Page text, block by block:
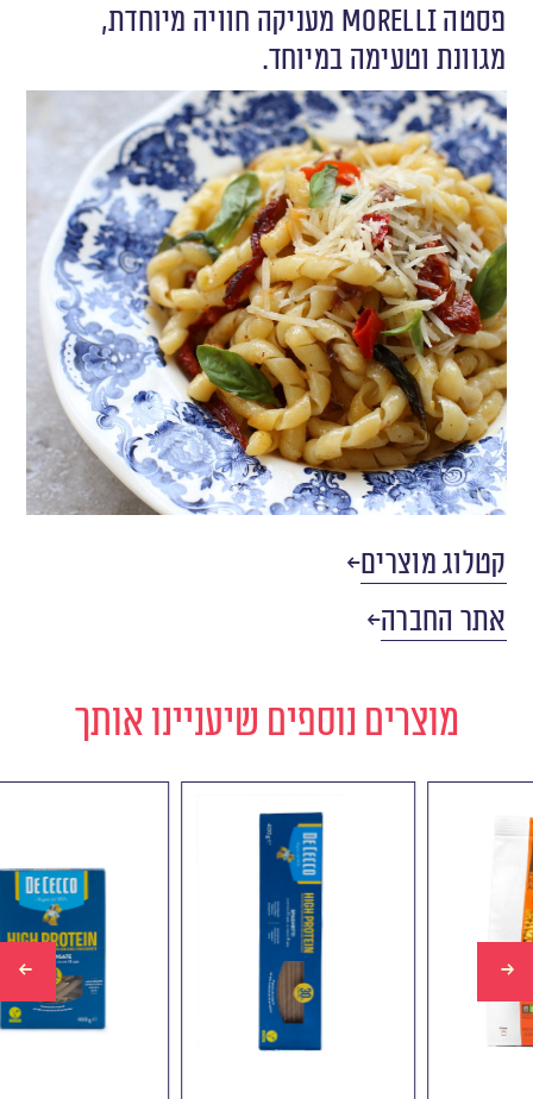
פסטה Morelli מעניקה חוויה מיוחדת,
מגוונת וטעימה במיוחד.
קטלוג מוצרים
אתר החברה
מוצרים נוספים שיעניינו אותך